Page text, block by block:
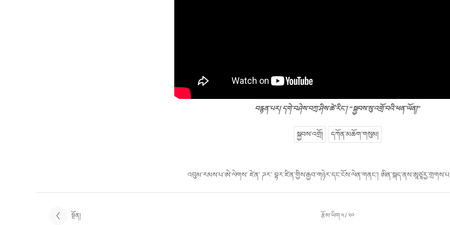
བརྙན་པར། དགེ་བཤེས་བཀྲ་ཤིས་ཚེ་རིང་། “སྐྱབས་སུ་འགྲོ་བའི་ཕན་ཡོན།”
སྐྱབས་འགྲོ། དཀོན་མཆོག་གསུམ།
འབུམ་རམས་པ་ཨེ་ལེགས་ ཛེན་ ཌར་ བྷར་ཛིན་གྱིས་རྒྱབ་གཉེར་དང་ངོས་ལེན་གནང་།
སྔོན། རྩོམ་ཡིག ༥ / ༢༠